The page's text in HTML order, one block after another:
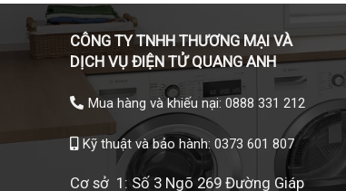
CÔNG TY TNHH THƯƠNG MẠI VÀ
DỊCH VỤ ĐIỆN TỬ QUANG ANH
Mua hàng và khiếu nại: 0888 331 212
Kỹ thuật và bảo hành: 0373 601 807
Cơ sở 1: Số 3 Ngõ 269 Đường Giáp